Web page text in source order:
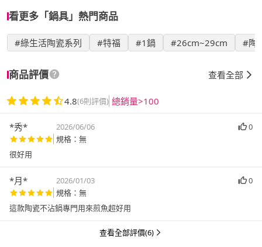
看更多「鍋具」熱門商品
#綠生活陶瓷系列 #特福 #1鍋 #26cm~29cm #陶
商品評價 查看全部
4.8(6則評價) 總銷量>100
*秀* 2026/06/06
0
規格：無
很好用
*月* 2026/01/03
0
規格：無
這款陶瓷不沾鍋專門用來煎魚超好用
查看全部評價(6)